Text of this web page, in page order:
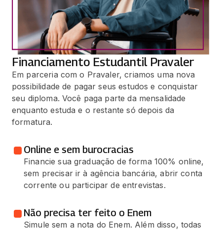
Financiamento Estudantil Pravaler
Em parceria com o Pravaler, criamos uma nova
possibilidade de pagar seus estudos e conquistar
seu diploma. Você paga parte da mensalidade
enquanto estuda e o restante só depois da
formatura.
Online e sem burocracias
Financie sua graduação de forma 100% online,
sem precisar ir à agência bancária, abrir conta
corrente ou participar de entrevistas.
Não precisa ter feito o Enem
Simule sem a nota do Enem. Além disso, todas